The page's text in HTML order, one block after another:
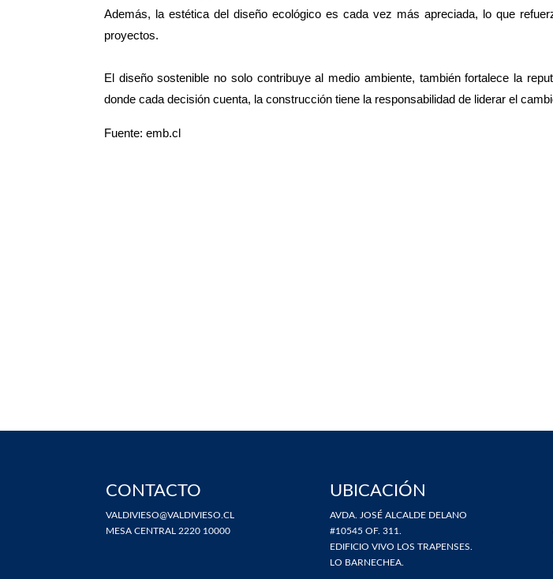
Además, la estética del diseño ecológico es cada vez más apreciada, lo que
proyectos.
El diseño sostenible no solo contribuye al medio ambiente, también fortalece la
donde cada decisión cuenta, la construcción tiene la responsabilidad de liderar el
Fuente: emb.cl
CONTACTO
VALDIVIESO@VALDIVIESO.CL
MESA CENTRAL 2220 10000
UBICACIÓN
AVDA. JOSÉ ALCALDE DELANO
#10545 OF. 311.
EDIFICIO VIVO LOS TRAPENSES.
LO BARNECHEA.